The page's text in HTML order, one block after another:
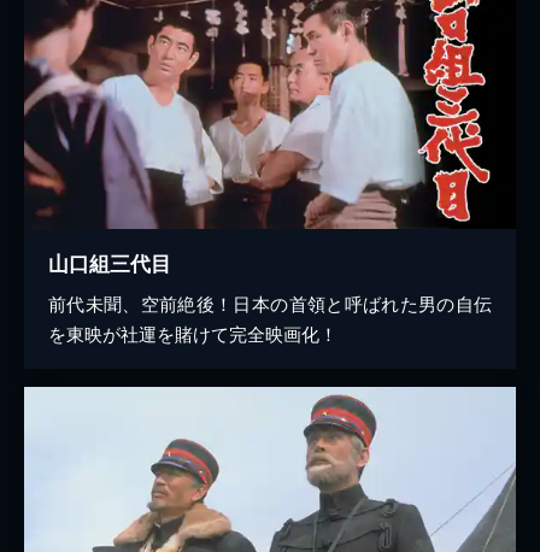
山口組三代目
前代未聞、空前絶後！日本の首領と呼ばれた男の自伝
を東映が社運を賭けて完全映画化！